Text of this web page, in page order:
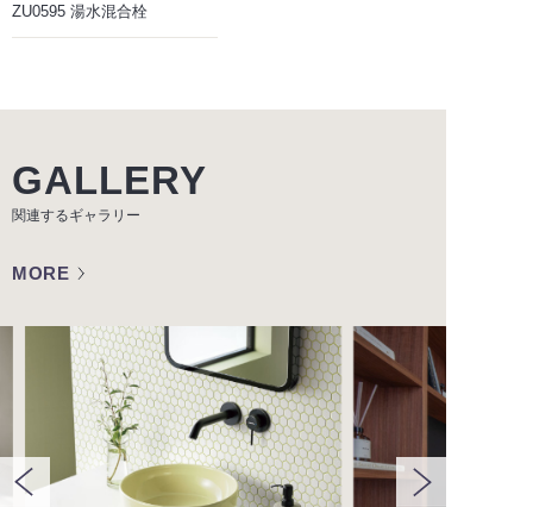
ZU0595 湯水混合栓
GALLERY
関連するギャラリー
MORE